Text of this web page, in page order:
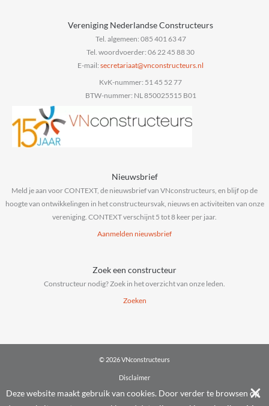
Deze website maakt gebruik van cookies. Door verder te browsen op
Vereniging Nederlandse Constructeurs
Tel. algemeen: 085 401 63 47
Tel. woordvoerder: 06 22 45 88 30
E-mail:
ln.sruetcurtsnocnv
@taairaterces
KvK-nummer: 51 45 52 77
BTW-nummer: NL 850025515 B01
Nieuwsbrief
Meld je aan voor CONTEXT, de nieuwsbrief van VNconstructeurs, en blijf op de
hoogte van ontwikkelingen in het constructeursvak, nieuws en activiteiten van onze
vereniging. CONTEXT verschijnt 5 tot 8 keer per jaar.
Aanmelden nieuwsbrief
Zoek een constructeur
Constructeur nodig? Zoek in het overzicht van onze leden.
Zoeken
© 2026 VNconstructeurs
Disclaimer
Privacy & cookies